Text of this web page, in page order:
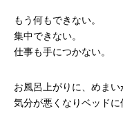
もう何もできない。
集中できない。
仕事も手につかない。
お風呂上がりに、めまい
気分が悪くなりベッドに